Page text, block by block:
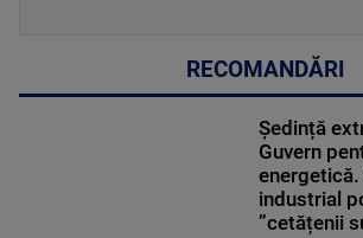
RECOMANDĂRI
Ședință
Guvern
energetică.
industrial
”cetățenii